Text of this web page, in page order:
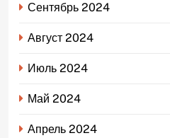
Сентябрь 2024
Август 2024
Июль 2024
Май 2024
Апрель 2024